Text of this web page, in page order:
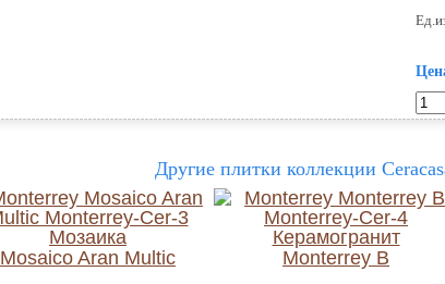
Другие плитки коллекции
Mosaico Aran Multic Monterrey B